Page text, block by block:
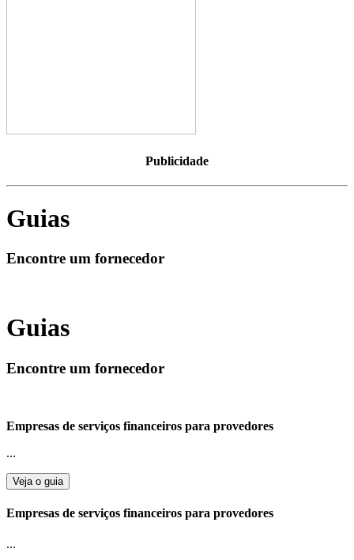
Publicidade
Guias
Encontre um fornecedor
Guias
Encontre um fornecedor
Empresas de serviços financeiros para provedores
...
Veja o guia
Empresas de serviços financeiros para provedores
...